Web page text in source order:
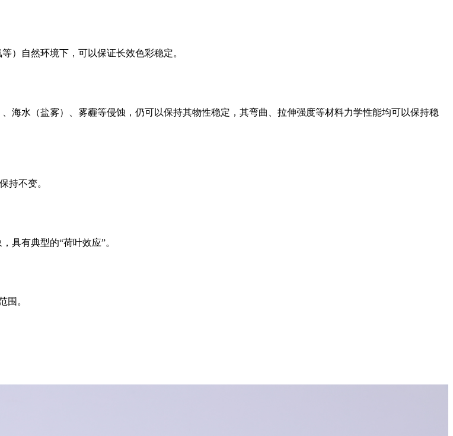
）自然环境下，可以保证长效色彩稳定。
海水（盐雾）、雾霾等侵蚀，仍可以保持其物性稳定，其弯曲、拉伸强度等材料力学性能均可以保持稳
持不变。
具有典型的“荷叶效应”。
围。